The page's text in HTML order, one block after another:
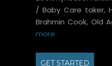
/ Baby Care taker,
Brahmin Cook, Old
more
GET STARTED